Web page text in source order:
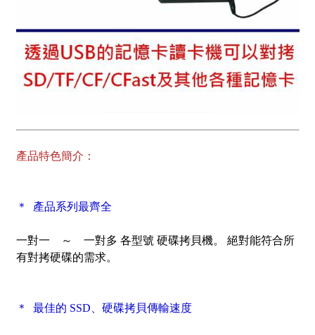
產品特色簡介：
＊ 產品系列最齊全
一對一 ～ 一對多 各型號 硬碟拷貝機。 絕對能符合所
有對拷硬碟的需求。
＊ 最佳的 SSD、硬碟拷貝傳輸速度